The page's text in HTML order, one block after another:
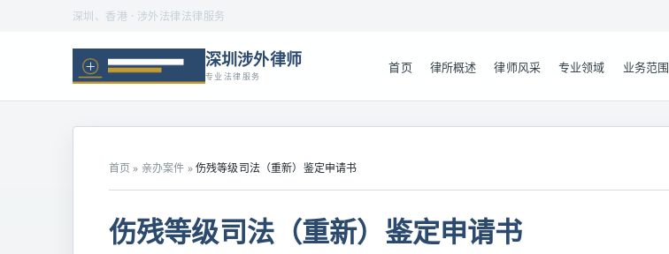
深圳、香港 · 涉外法律法律服务
深圳涉外律师
专业法律服务
首页 律所概述 律师风采 专业领域 业务范围
首页 » 亲办案件 »伤残等级司法（重新）鉴定申请书
伤残等级司法（重新）鉴定申请书